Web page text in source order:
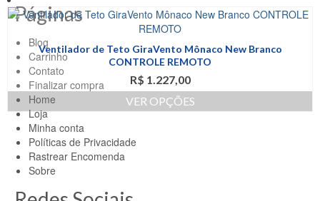
tem
várias
As
opções
podem
ser
escolhidas
Ventilador de Teto GiraVento Mônaco New Branco
CONTROLE REMOTO
R$ 1.227,00
VER OPÇÕES
Páginas
Blog
Carrinho
Contato
Finalizar compra
Home
Loja
Minha conta
Políticas de Privacidade
Rastrear Encomenda
Sobre